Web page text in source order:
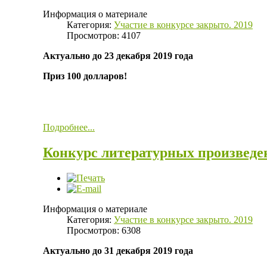
Информация о материале
Категория: Участие в конкурсе закрыто. 2019
Просмотров: 4107
Актуально до 23 декабря 2019 года
Приз 100 долларов!
Подробнее...
Конкурс литературных
Информация о материале
Категория: Участие в конкурсе закрыто. 2019
Просмотров: 6308
Актуально до 31 декабря 2019 года